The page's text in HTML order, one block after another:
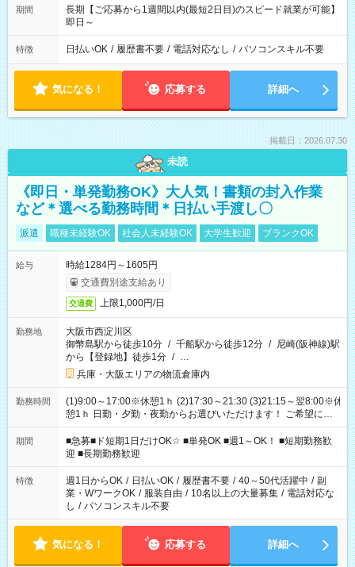
期間
長期【ご応募から1週間以内(最短2日目)のスピード就業が可能】
即日～
特徴 日払いOK / 履歴書不要 / 電話対応なし / パソコンスキル不要
気になる！ 応募する 詳細へ
掲載日：2026.07.30
未読
《即日・単発勤務OK》大人気！書類の封入作業
など＊選べる勤務時間＊日払い手渡し〇
派遣 職種未経験OK 社会人未経験OK 大学生歓迎 ブランクOK
給与
時給1284円～1605円
交通費別途支給あり
交通費 上限1,000円/日
勤務地
大阪市西淀川区
御幣島駅から徒歩10分 / 千船駅から徒歩12分 / 尼崎(阪神線)駅
から【登録地】徒歩1分 / …
兵庫・大阪エリアの物流倉庫内
勤務時間
(1)9:00～17:00※休憩1ｈ (2)17:30～21:30 (3)21:15～翌8:00※休
憩1ｈ 日勤・夕勤・夜勤からお選びいただけます！ ご希望に合
わせて働けるお仕事です(*^^*) 【その他選べる勤務時間】 8-17
時/9-17時/9-18時/10-18時/11-21時/18-22時/20-翌4時/21-翌5
時/22-翌6時/0-翌8時 ご自身のご都合で選んで頂ける完全自由シ
フト！
期間
■急募■ド短期1日だけOK☆ ■単発OK ■週1～OK！ ■短期勤務歓
迎 ■長期勤務歓迎
特徴 週1日からOK / 日払いOK / 履歴書不要 / 40～50代活躍中 / 副
業・WワークOK / 服装自由 / 10名以上の大量募集 / 電話対応な
し / パソコンスキル不要
気になる！ 応募する 詳細へ